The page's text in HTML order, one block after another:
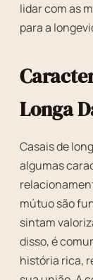
lidar com as
para a
Longa
Casais de
algumas
mútuo são
sintam
disso, é
história rica,